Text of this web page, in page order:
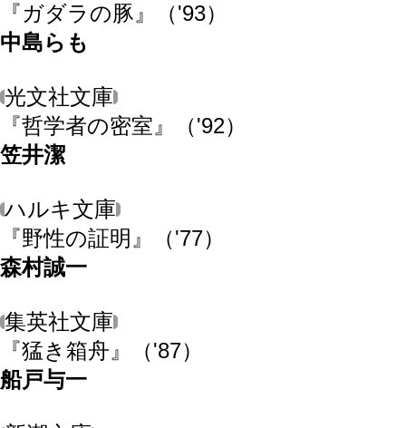
『ガダラの豚』
（'93）
中島らも
光文社文庫
『哲学者の密室』
（'92）
笠井潔
ハルキ文庫
『野性の証明』
（'77）
森村誠一
集英社文庫
『猛き箱舟』
（'87）
船戸与一